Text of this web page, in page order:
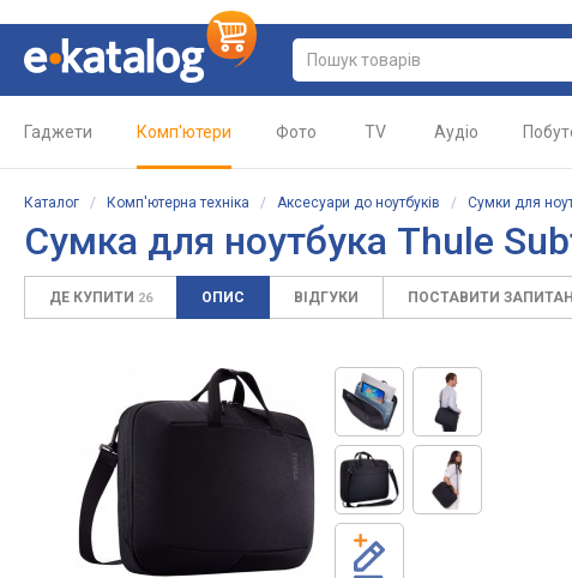
Гаджети Комп'ютери Фото TV Аудіо
Каталог / Комп'ютерна техніка / Аксесуари до ноутбуків / Сумки для
Сумка для ноутбука Thule
ДЕ КУПИТИ 26 ОПИС ВІДГУКИ ПОСТАВИТИ